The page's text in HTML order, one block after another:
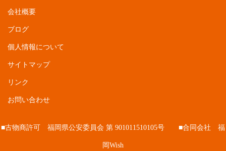
会社概要
ブログ
個人情報について
サイトマップ
リンク
お問い合わせ
■古物商許可 福岡県公安委員会 第 901011510105号 ■合同会社 福
岡Wish